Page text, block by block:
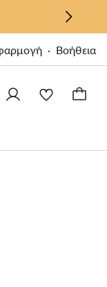
Βοήθεια